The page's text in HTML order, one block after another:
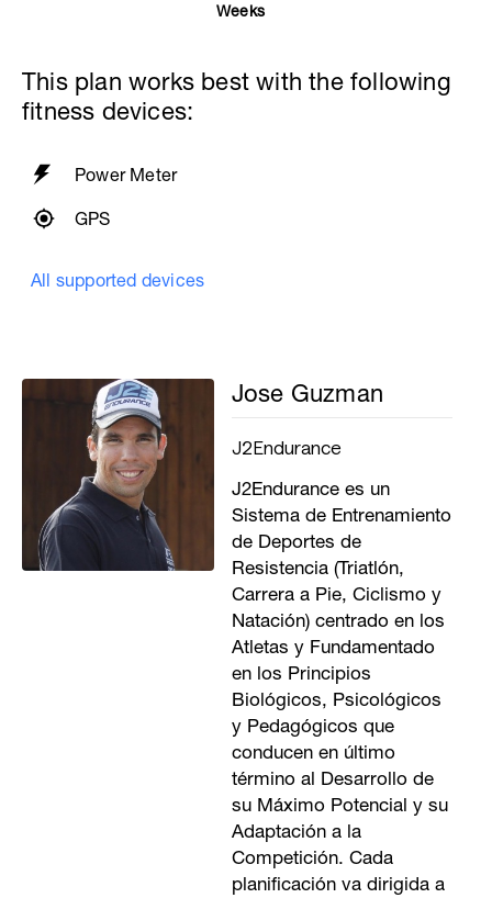
Weeks
This plan works best with the following
fitness devices:
Power Meter
GPS
All supported devices
Jose Guzman
J2Endurance
J2Endurance es un
Sistema de Entrenamiento
de Deportes de
Resistencia (Triatlón,
Carrera a Pie, Ciclismo y
Natación) centrado en los
Atletas y Fundamentado
en los Principios
Biológicos, Psicológicos
y Pedagógicos que
conducen en último
término al Desarrollo de
su Máximo Potencial y su
Adaptación a la
Competición. Cada
planificación va dirigida a